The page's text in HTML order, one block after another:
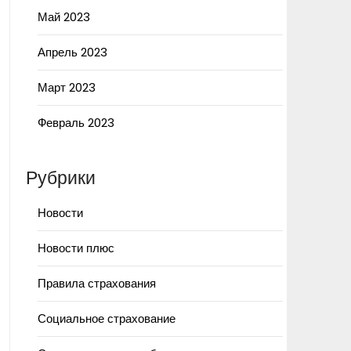
Май 2023
Апрель 2023
Март 2023
Февраль 2023
Рубрики
Новости
Новости плюс
Правила страхования
Социальное страхование